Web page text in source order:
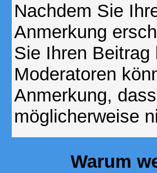
Nachdem Sie
Anmerkung
Sie Ihren Beitrag
Moderatoren
Anmerkung,
möglicherweise
Warum